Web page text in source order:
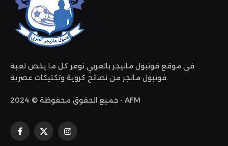
في موقع فوتبول مانيجر بالعربي نوفر كل ما يخص لعبة
فوتبول مانجر من نصائح كروية وتكتيكات عصرية.
جميع الحقوق محفوظة © 2024 - AFM
فيسبوك
X
الانستغرام